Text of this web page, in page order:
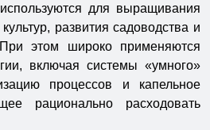
для выращивания
развития садоводства и
этом широко применяются
включая системы «умного»
процессов и капельное
рационально расходовать